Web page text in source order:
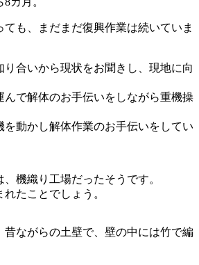
も、まだまだ復興作業は続いていま
合いから現状をお聞きし、現地に向
んで解体のお手伝いをしながら重機操
を動かし解体作業のお手伝いをしてい
機織り工場だったそうです。
たことでしょう。
昔ながらの土壁で、壁の中には竹で編